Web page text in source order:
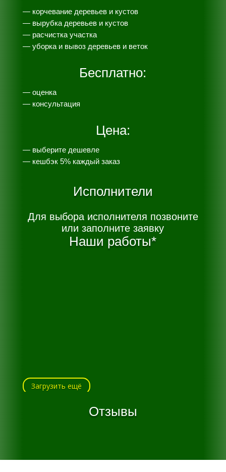
— корчевание деревьев и кустов
— вырубка деревьев и кустов
— расчистка участка
— уборка и вывоз деревьев и веток
Бесплатно:
— оценка
— консультация
Цена:
— выберите дешевле
— кешбэк 5% каждый заказ
Исполнители
Для выбора исполнителя позвоните
или заполните заявку
Наши работы*
Загрузить ещё
Отзывы